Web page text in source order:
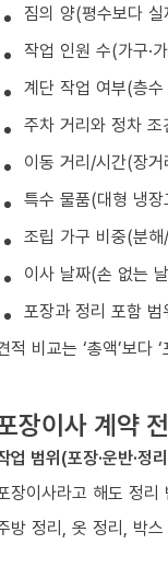
짐의 양(평수보다
작업 인원 수(가구·
계단 작업 여부(층
주차 거리와 정차
이동 거리/시간(장
특수 물품(대형 냉
조립 가구 비중(분
이사 날짜(손 없는
포장과 정리 포함
적 비교는 ‘총액’보다
장이사 계약
업 범위(포장·운반·정
장이사라고 해도 정리
방 정리, 옷 정리, 박